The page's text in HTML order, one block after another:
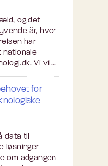
og det
år, hvor
har
nationale
Vi vil...
for
data til
løsninger
om adgangen